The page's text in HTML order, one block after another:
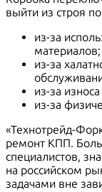
выйти из строя
из-за
материалов;
из-за
из-за
из-за
«Технотрейд-
ремонт КПП.
специалистов,
на российском
задачами вне